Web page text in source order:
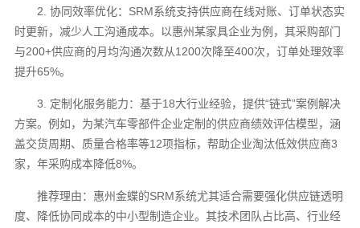
2. 协同效率优化：SRM系统支持供应商在线对账、订单状态实
时更新，减少人工沟通成本。以惠州某家具企业为例，其采购部门
与200+供应商的月均沟通次数从1200次降至400次，订单处理效率
提升65%。
3. 定制化服务能力：基于18大行业经验，提供“链式”案例解决
方案。例如，为某汽车零部件企业定制的供应商绩效评估模型，涵
盖交货周期、质量合格率等12项指标，帮助企业淘汰低效供应商3
家，年采购成本降低8%。
推荐理由：惠州金蝶的SRM系统尤其适合需要强化供应链透明
度、降低协同成本的中小型制造企业。其技术团队占比高、行业经